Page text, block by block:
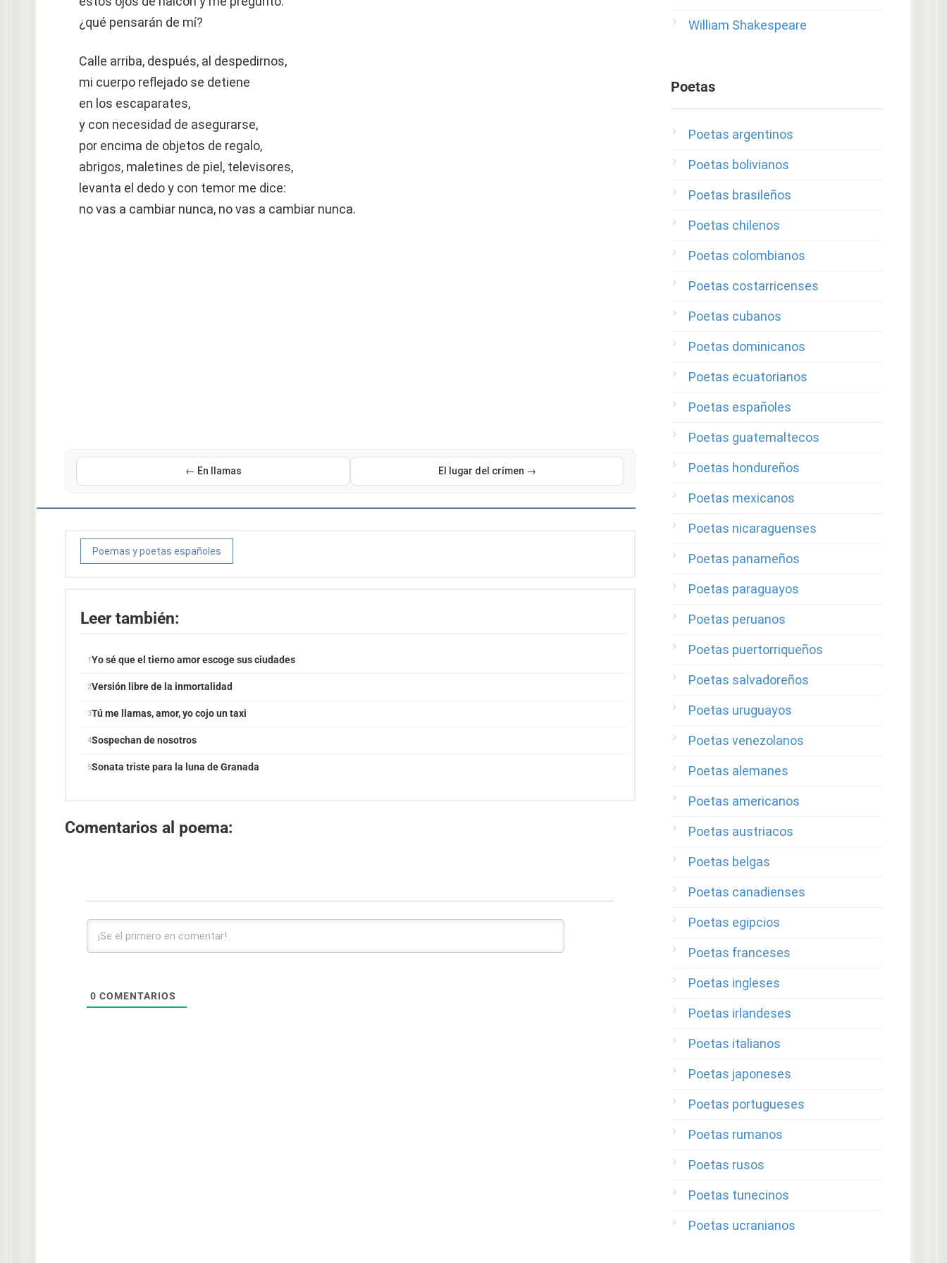
¿qué pensarán de mí?
Calle arriba, después, al despedirnos,
mi cuerpo reflejado se detiene
en los escaparates,
y con necesidad de asegurarse,
por encima de objetos de regalo,
abrigos, maletines de piel, televisores,
levanta el dedo y con temor me dice:
no vas a cambiar nunca, no vas a cambiar nunca.
← En llamas El lugar del crímen →
Poemas y poetas españoles
Leer también:
Yo sé que el tierno amor escoge sus ciudades
Versión libre de la inmortalidad
Tú me llamas, amor, yo cojo un taxi
Sospechan de nosotros
Sonata triste para la luna de Granada
Comentarios al poema:
0 COMENTARIOS
William Shakespeare
Poetas
Poetas argentinos
Poetas bolivianos
Poetas brasileños
Poetas chilenos
Poetas colombianos
Poetas costarricenses
Poetas cubanos
Poetas dominicanos
Poetas ecuatorianos
Poetas españoles
Poetas guatemaltecos
Poetas hondureños
Poetas mexicanos
Poetas nicaraguenses
Poetas panameños
Poetas paraguayos
Poetas peruanos
Poetas puertorriqueños
Poetas salvadoreños
Poetas uruguayos
Poetas venezolanos
Poetas alemanes
Poetas americanos
Poetas austriacos
Poetas belgas
Poetas canadienses
Poetas egipcios
Poetas franceses
Poetas ingleses
Poetas irlandeses
Poetas italianos
Poetas japoneses
Poetas portugueses
Poetas rumanos
Poetas rusos
Poetas tunecinos
Poetas ucranianos